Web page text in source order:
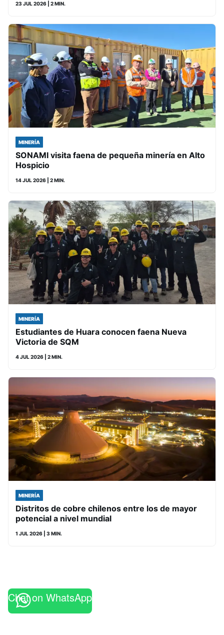
23 JUL 2026 | 2 MIN.
MINERÍA
SONAMI visita faena de pequeña minería en Alto
Hospicio
14 JUL 2026 | 2 MIN.
MINERÍA
Estudiantes de Huara conocen faena Nueva
Victoria de SQM
4 JUL 2026 | 2 MIN.
MINERÍA
Distritos de cobre chilenos entre los de mayor
potencial a nivel mundial
1 JUL 2026 | 3 MIN.
Chat on WhatsApp